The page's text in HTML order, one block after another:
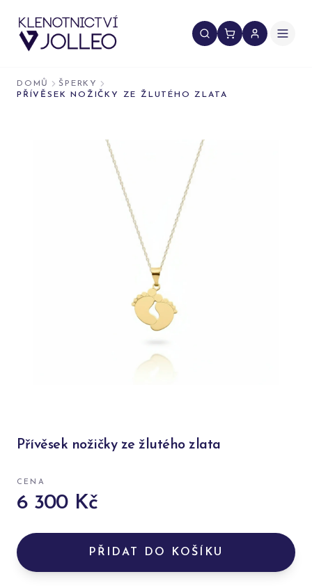
DOMŮ
ŠPERKY
PŘÍVĚSEK NOŽIČKY ZE ŽLUTÉHO ZLATA
Přívěsek nožičky ze žlutého zlata
CENA
6 300 Kč
PŘIDAT DO KOŠÍKU